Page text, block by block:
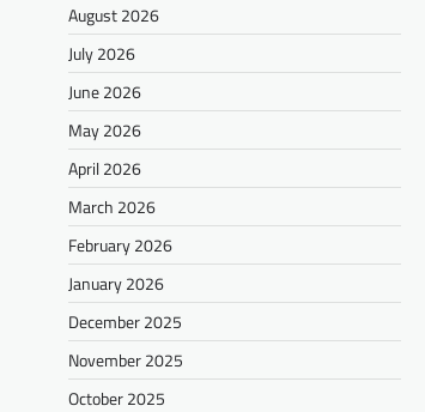
August 2026
July 2026
June 2026
May 2026
April 2026
March 2026
February 2026
January 2026
December 2025
November 2025
October 2025